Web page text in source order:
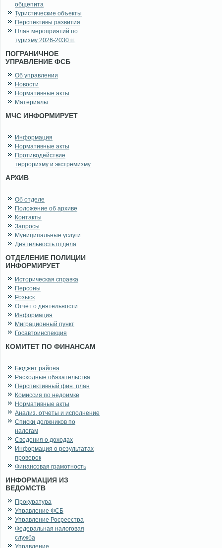
общепита
Туристические объекты
Перспективы развития
План мероприятий по
туризму 2026-2030 гг.
ПОГРАНИЧНОЕ
УПРАВЛЕНИЕ ФСБ
Об управлении
Новости
Нормативные акты
Материалы
МЧС ИНФОРМИРУЕТ
Информация
Нормативные акты
Противодействие
терроризму и экстремизму
АРХИВ
Об отделе
Положение об архиве
Контакты
Запросы
Муниципальные услуги
Деятельность отдела
ОТДЕЛЕНИЕ ПОЛИЦИИ
ИНФОРМИРУЕТ
Историческая справка
Персоны
Розыск
Отчёт о деятельности
Информация
Миграционный пункт
Госавтоинспекция
КОМИТЕТ ПО ФИНАНСАМ
Бюджет района
Расходные обязательства
Перспективный фин. план
Комиссия по недоимке
Нормативные акты
Анализ, отчеты и исполнение
Списки должников по
налогам
Сведения о доходах
Информация о результатах
проверок
Финансовая грамотность
ИНФОРМАЦИЯ ИЗ
ВЕДОМСТВ
Прокуратура
Управление ФСБ
Управление Росреестра
Федеральная налоговая
служба
Управление